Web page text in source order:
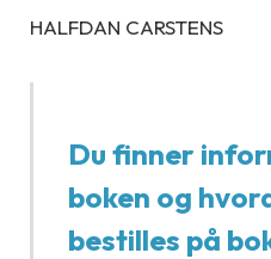
HALFDAN CARSTENS
Du finner
boken og
bestilles på